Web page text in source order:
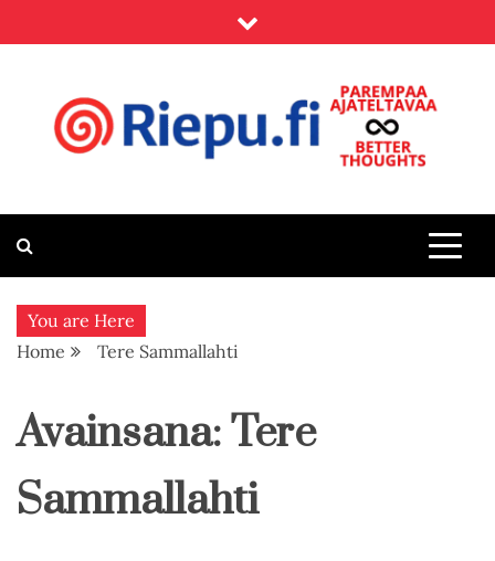
to
Riepu.fi
You are Here
Home
Tere Sammallahti
Avainsana:Tere
Sammallahti